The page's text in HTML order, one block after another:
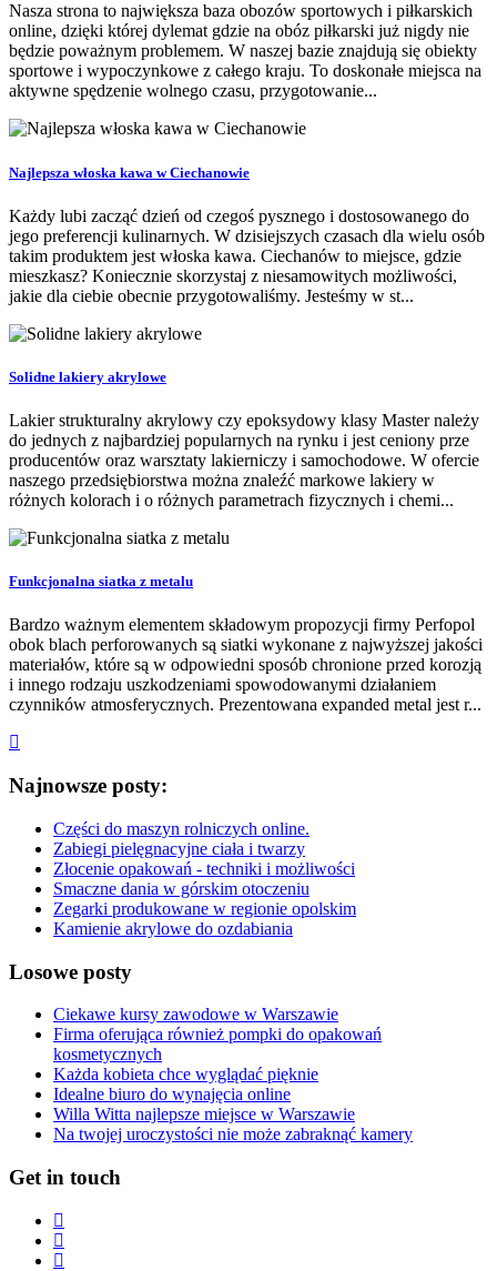
Nasza strona to największa baza obozów sportowych i piłkarskich
online, dzięki której dylemat gdzie na obóz piłkarski już nigdy nie
będzie poważnym problemem. W naszej bazie znajdują się obiekty
sportowe i wypoczynkowe z całego kraju. To doskonałe miejsca na
aktywne spędzenie wolnego czasu, przygotowanie...
Najlepsza włoska kawa w Ciechanowie
Każdy lubi zacząć dzień od czegoś pysznego i dostosowanego do
jego preferencji kulinarnych. W dzisiejszych czasach dla wielu osób
takim produktem jest włoska kawa. Ciechanów to miejsce, gdzie
mieszkasz? Koniecznie skorzystaj z niesamowitych możliwości,
jakie dla ciebie obecnie przygotowaliśmy. Jesteśmy w st...
Solidne lakiery akrylowe
Lakier strukturalny akrylowy czy epoksydowy klasy Master należy
do jednych z najbardziej popularnych na rynku i jest ceniony prze
producentów oraz warsztaty lakierniczy i samochodowe. W ofercie
naszego przedsiębiorstwa można znaleźć markowe lakiery w
różnych kolorach i o różnych parametrach fizycznych i chemi...
Funkcjonalna siatka z metalu
Bardzo ważnym elementem składowym propozycji firmy Perfopol
obok blach perforowanych są siatki wykonane z najwyższej jakości
materiałów, które są w odpowiedni sposób chronione przed korozją
i innego rodzaju uszkodzeniami spowodowanymi działaniem
czynników atmosferycznych. Prezentowana expanded metal jest r...
Najnowsze posty:
Części do maszyn rolniczych online.
Zabiegi pielęgnacyjne ciała i twarzy
Złocenie opakowań - techniki i możliwości
Smaczne dania w górskim otoczeniu
Zegarki produkowane w regionie opolskim
Kamienie akrylowe do ozdabiania
Losowe posty
Ciekawe kursy zawodowe w Warszawie
Firma oferująca również pompki do opakowań
kosmetycznych
Każda kobieta chce wyglądać pięknie
Idealne biuro do wynajęcia online
Willa Witta najlepsze miejsce w Warszawie
Na twojej uroczystości nie może zabraknąć kamery
Get in touch